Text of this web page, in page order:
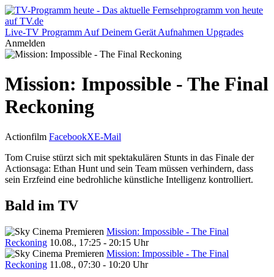
Live-TV Programm Auf Deinem Gerät Aufnahmen Upgrades
Anmelden
Mission: Impossible - The Final
Reckoning
Actionfilm FacebookXE-Mail
Tom Cruise stürzt sich mit spektakulären Stunts in das Finale der
Actionsaga: Ethan Hunt und sein Team müssen verhindern, dass
sein Erzfeind eine bedrohliche künstliche Intelligenz kontrolliert.
Bald im TV
Mission: Impossible - The Final
Reckoning 10.08., 17:25 - 20:15 Uhr
Mission: Impossible - The Final
Reckoning 11.08., 07:30 - 10:20 Uhr